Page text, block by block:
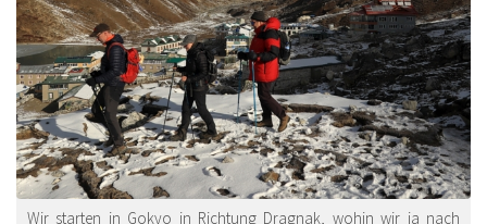
Wir starten in Gokyo in Richtung Dragnak, wohin wir ja nach